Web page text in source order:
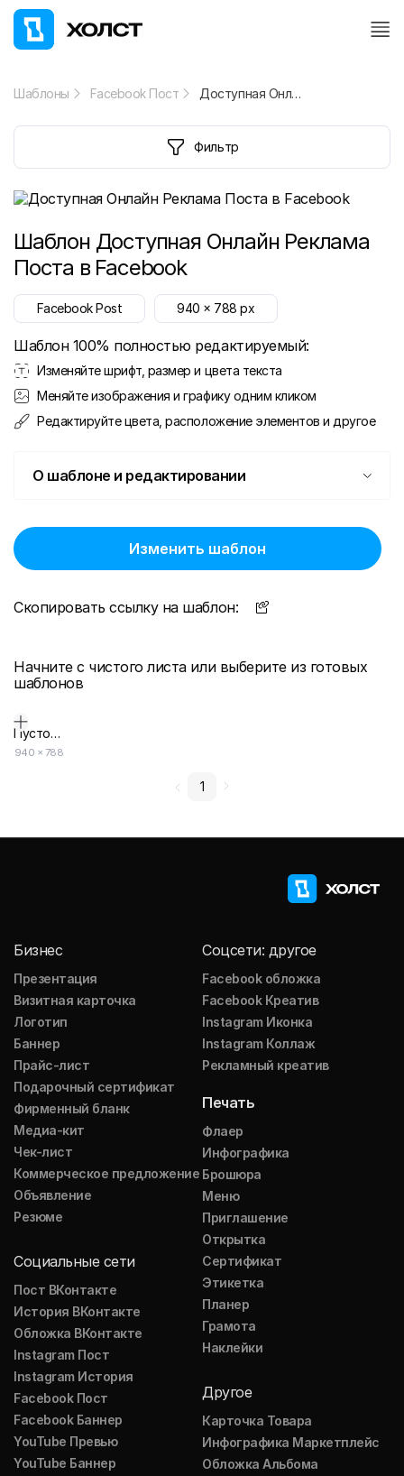
Шаблоны Facebook Пост Доступная Онлайн Реклама Поста в Facebook
Фильтр
Шаблон Доступная Онлайн Реклама
Поста в Facebook
Facebook Post 940 x 788 px
Шаблон 100% полностью редактируемый:
Изменяйте шрифт, размер и цвета текста
Меняйте изображения и графику одним кликом
Редактируйте цвета, расположение элементов и другое
О шаблоне и редактировании
Изменить шаблон
Скопировать ссылку на шаблон:
Начните с чистого листа или выберите из готовых
шаблонов
Пустой дизайн-макет
940 × 788
1
Бизнес
Презентация
Визитная карточка
Логотип
Баннер
Прайс-лист
Подарочный сертификат
Фирменный бланк
Медиа-кит
Чек-лист
Коммерческое предложение
Объявление
Резюме
Социальные сети
Пост ВКонтакте
История ВКонтакте
Обложка ВКонтакте
Instagram Пост
Instagram История
Facebook Пост
Facebook Баннер
YouTube Превью
YouTube Баннер
Соцсети: другое
Facebook обложка
Facebook Креатив
Instagram Иконка
Instagram Коллаж
Рекламный креатив
Печать
Флаер
Инфографика
Брошюра
Меню
Приглашение
Открытка
Сертификат
Этикетка
Планер
Грамота
Наклейки
Другое
Карточка Товара
Инфографика Маркетплейс
Обложка Альбома